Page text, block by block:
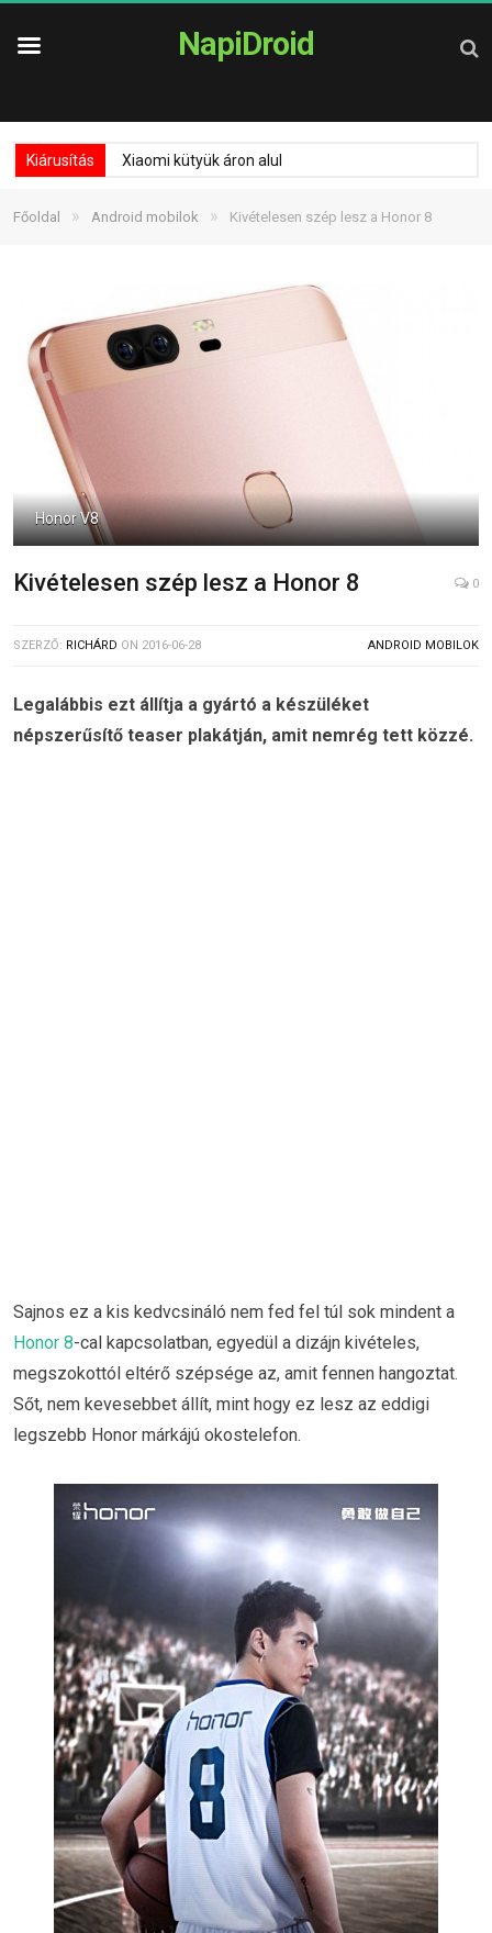
NapiDroid
Kiárusítás Xiaomi kütyük áron alul
Főoldal » Android mobilok » Kivételesen szép lesz a Honor 8
Honor V8
Kivételesen szép lesz a Honor 8 0
SZERZŐ: RICHÁRD ON 2016-06-28 ANDROID MOBILOK
Legalábbis ezt állítja a gyártó a készüléket
népszerűsítő teaser plakátján, amit nemrég tett közzé.
Sajnos ez a kis kedvcsináló nem fed fel túl sok mindent a
Honor 8-cal kapcsolatban, egyedül a dizájn kivételes,
megszokottól eltérő szépsége az, amit fennen hangoztat.
Sőt, nem kevesebbet állít, mint hogy ez lesz az eddigi
legszebb Honor márkájú okostelefon.